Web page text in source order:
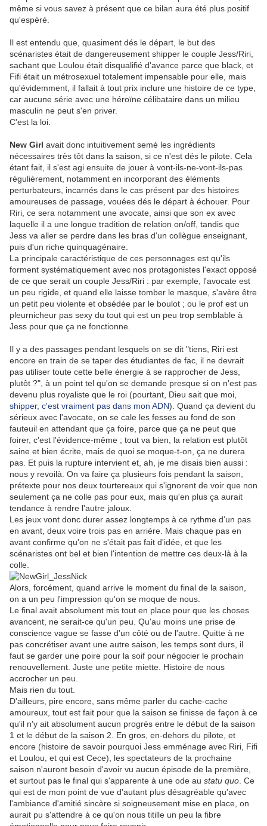
même si vous savez à présent que ce bilan aura été plus positif
qu'espéré.
Il est entendu que, quasiment dés le départ, le but des
scénaristes était de dangereusement shipper le couple Jess/Riri,
sachant que Loulou était disqualifié d'avance parce que black, et
Fifi était un métrosexuel totalement impensable pour elle, mais
qu'évidemment, il fallait à tout prix inclure une histoire de ce type,
car aucune série avec une héroïne célibataire dans un milieu
masculin ne peut s'en priver.
C'est la loi.
New Girl avait donc intuitivement semé les ingrédients
nécessaires très tôt dans la saison, si ce n'est dés le pilote. Cela
étant fait, il s'est agi ensuite de jouer à vont-ils-ne-vont-ils-pas
régulièrement, notamment en incorporant des éléments
perturbateurs, incarnés dans le cas présent par des histoires
amoureuses de passage, vouées dés le départ à échouer. Pour
Riri, ce sera notamment une avocate, ainsi que son ex avec
laquelle il a une longue tradition de relation on/off, tandis que
Jess va aller se perdre dans les bras d'un collègue enseignant,
puis d'un riche quinquagénaire.
La principale caractéristique de ces personnages est qu'ils
forment systématiquement avec nos protagonistes l'exact opposé
de ce que serait un couple Jess/Riri : par exemple, l'avocate est
un peu rigide, et quand elle laisse tomber le masque, s'avère être
un petit peu violente et obsédée par le boulot ; ou le prof est un
pleurnicheur pas sexy du tout qui est un peu trop semblable à
Jess pour que ça ne fonctionne.
Il y a des passages pendant lesquels on se dit "tiens, Riri est
encore en train de se taper des étudiantes de fac, il ne devrait
pas utiliser toute cette belle énergie à se rapprocher de Jess,
plutôt ?", à un point tel qu'on se demande presque si on n'est pas
devenu plus royaliste que le roi (pourtant, Dieu sait que moi,
shipper, c'est vraiment pas dans mon ADN). Quand ça devient du
sérieux avec l'avocate, on se cale les fesses au fond de son
fauteuil en attendant que ça foire, parce que ça ne peut que
foirer, c'est l'évidence-même ; tout va bien, la relation est plutôt
saine et bien écrite, mais de quoi se moque-t-on, ça ne durera
pas. Et puis la rupture intervient et, ah, je me disais bien aussi :
nous y revoilà. On va faire ça plusieurs fois pendant la saison,
prétexte pour nos deux tourtereaux qui s'ignorent de voir que non
seulement ça ne colle pas pour eux, mais qu'en plus ça aurait
tendance à rendre l'autre jaloux.
Les jeux vont donc durer assez longtemps à ce rythme d'un pas
en avant, deux voire trois pas en arrière. Mais chaque pas en
avant confirme qu'on ne s'était pas fait d'idée, et que les
scénaristes ont bel et bien l'intention de mettre ces deux-là à la
colle.
Alors, forcément, quand arrive le moment du final de la saison,
on a un peu l'impression qu'on se moque de nous.
Le final avait absolument mis tout en place pour que les choses
avancent, ne serait-ce qu'un peu. Qu'au moins une prise de
conscience vague se fasse d'un côté ou de l'autre. Quitte à ne
pas concrétiser avant une autre saison, les temps sont durs, il
faut se garder une poire pour la soif pour négocier le prochain
renouvellement. Juste une petite miette. Histoire de nous
accrocher un peu.
Mais rien du tout.
D'ailleurs, pire encore, sans même parler du cache-cache
amoureux, tout est fait pour que la saison se finisse de façon à ce
qu'il n'y ait absolument aucun progrès entre le début de la saison
1 et le début de la saison 2. En gros, en-dehors du pilote, et
encore (histoire de savoir pourquoi Jess emménage avec Riri, Fifi
et Loulou, et qui est Cece), les spectateurs de la prochaine
saison n'auront besoin d'avoir vu aucun épisode de la première,
et surtout pas le final qui s'apparente à une ode au statu quo . Ce
qui est de mon point de vue d'autant plus désagréable qu'avec
l'ambiance d'amitié sincère si soigneusement mise en place, on
aurait pu s'attendre à ce qu'on nous titille un peu la fibre